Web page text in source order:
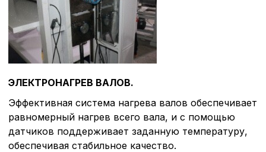
ЭЛЕКТРОНАГРЕВ ВАЛОВ.
Эффективная система нагрева валов обеспечивает
равномерный нагрев всего вала, и с помощью
датчиков поддерживает заданную температуру,
обеспечивая стабильное качество.
согласие. Вы вправе
настроек файлов cookie
согласие) в любое
путем перехода по
верхней части
можете ознакомиться с
списком файлов cookie
описание и сроки